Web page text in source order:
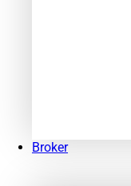
Broker